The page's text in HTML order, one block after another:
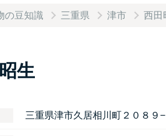
の豆知識 三重県 津市 西田
生
三重県津市久居相川町２０８９−